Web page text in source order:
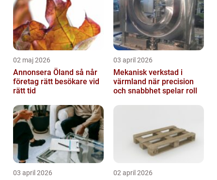
02 maj 2026
Annonsera Öland så når
företag rätt besökare vid
rätt tid
03 april 2026
Mekanisk verkstad i
värmland när precision
och snabbhet spelar roll
03 april 2026 02 april 2026